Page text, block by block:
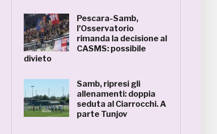
Pescara-Samb,
l’Osservatorio
rimanda la decisione al
CASMS: possibile
divieto
Samb, ripresi gli
allenamenti: doppia
seduta al Ciarrocchi. A
parte Tunjov